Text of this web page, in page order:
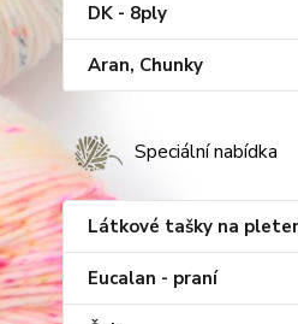
DK - 8ply
Aran, Chunky
Speciální nabídka
Látkové tašky na
Eucalan - praní